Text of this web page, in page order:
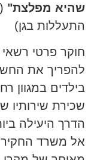
שהיא מפלצת"
התעללות בגן)
חוקר פרטי רשאי
להפריך את
בילדים במגוון
שכירת שירותיו
הדרך היעילה
אל משרד